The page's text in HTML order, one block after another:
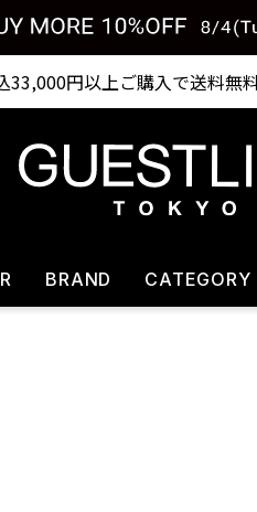
33,000円以上ご購入で送料
from outside Japan? Visit
BRAND CATEGORY